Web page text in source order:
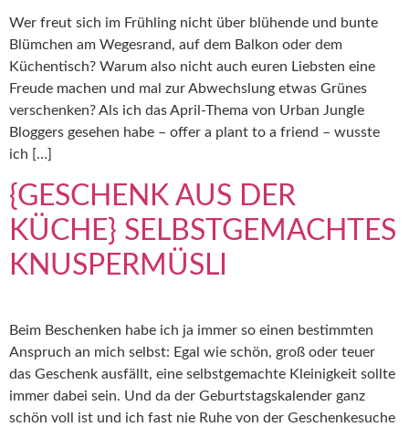
Wer freut sich im Frühling nicht über blühende und bunte
Blümchen am Wegesrand, auf dem Balkon oder dem
Küchentisch? Warum also nicht auch euren Liebsten eine
Freude machen und mal zur Abwechslung etwas Grünes
verschenken? Als ich das April-Thema von Urban Jungle
Bloggers gesehen habe – offer a plant to a friend – wusste
ich […]
{GESCHENK AUS DER
KÜCHE} SELBSTGEMACHTES
KNUSPERMÜSLI
Beim Beschenken habe ich ja immer so einen bestimmten
Anspruch an mich selbst: Egal wie schön, groß oder teuer
das Geschenk ausfällt, eine selbstgemachte Kleinigkeit sollte
immer dabei sein. Und da der Geburtstagskalender ganz
schön voll ist und ich fast nie Ruhe von der Geschenkesuche